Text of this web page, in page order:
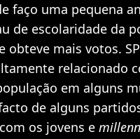
faço uma pequena
de escolaridade da
obteve mais votos.
relacionado
em alguns
de alguns
os jovens e